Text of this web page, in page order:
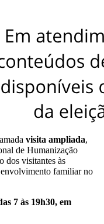
visita ampliada,
de Humanização
dos visitantes às
familiar no
7 às 19h30, em